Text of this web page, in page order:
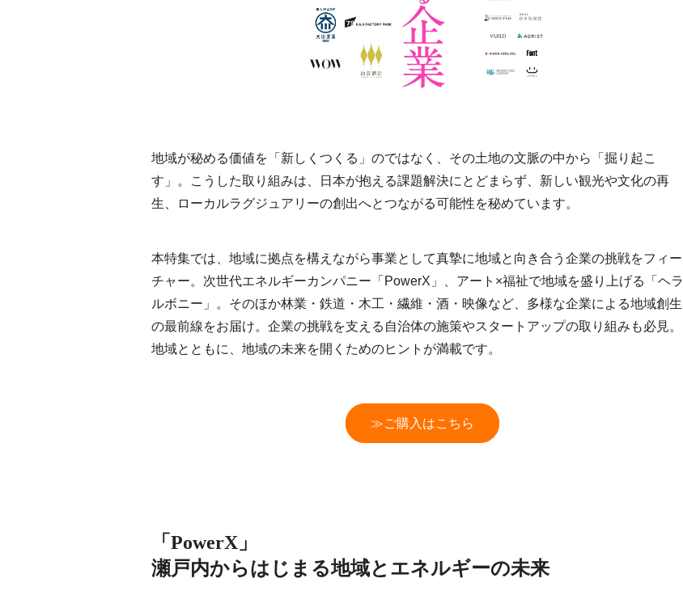
地域が秘める価値を「新しくつくる」のではなく、その土地の文脈の中から「掘り起こ
す」。こうした取り組みは、日本が抱える課題解決にとどまらず、新しい観光や文化の再
生、ローカルラグジュアリーの創出へとつながる可能性を秘めています。
本特集では、地域に拠点を構えながら事業として真摯に地域と向き合う企業の挑戦をフィー
チャー。次世代エネルギーカンパニー「PowerX」、アート×福祉で地域を盛り上げる「ヘラ
ルボニー」。そのほか林業・鉄道・木工・繊維・酒・映像など、多様な企業による地域創生
の最前線をお届け。企業の挑戦を支える自治体の施策やスタートアップの取り組みも必見。
地域とともに、地域の未来を開くためのヒントが満載です。
≫ご購入はこちら
「PowerX」
瀬戸内からはじまる地域とエネルギーの未来